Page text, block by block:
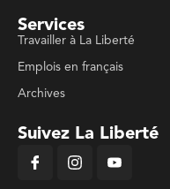
Services
Travailler à La Liberté
Emplois en français
Archives
Suivez La Liberté